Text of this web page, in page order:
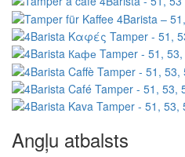
Angļu atbalsts